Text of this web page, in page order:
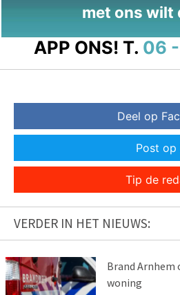
met ons wilt
APP ONS! T. 06 -
Deel op
Post op
Tip de
VERDER IN HET NIEUWS:
Brand Arnhem
woning